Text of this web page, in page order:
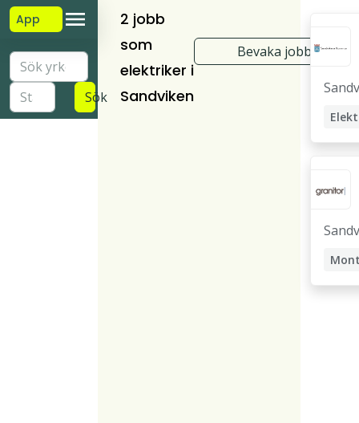
App
Sök
2 jobb
som
elektriker i
Sandviken
Bevaka jobb